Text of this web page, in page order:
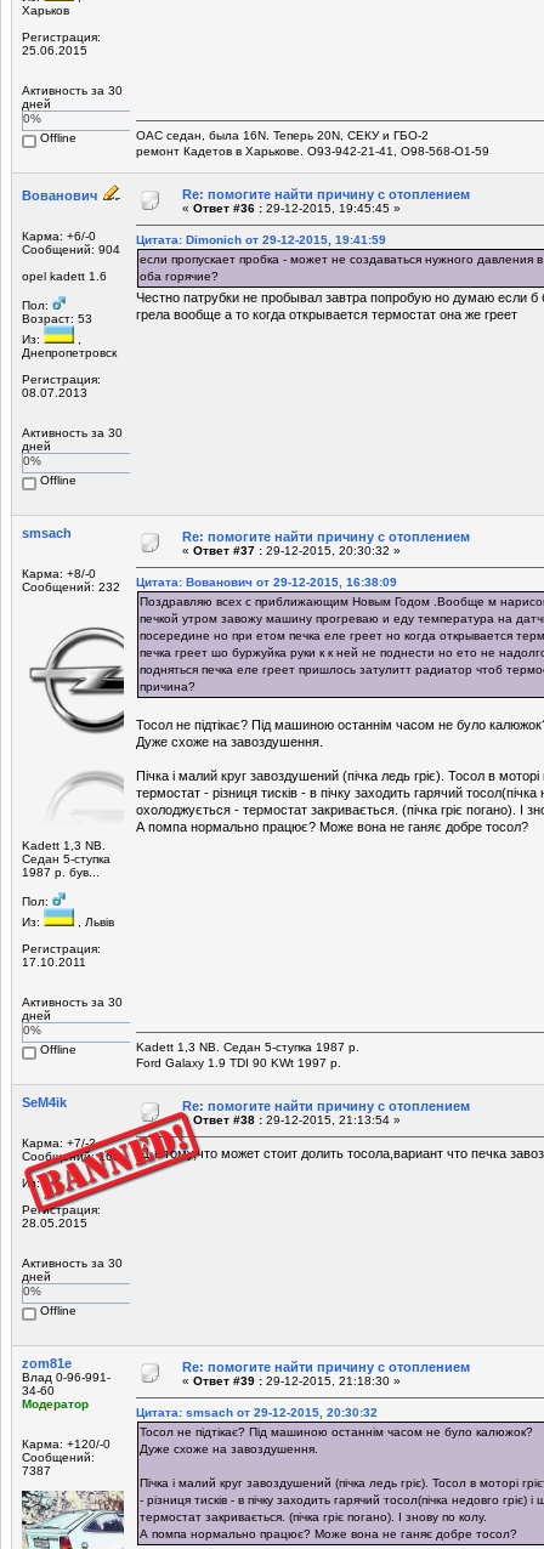
Харьков
Регистрация:
25.06.2015
Активность за 30
дней
0%
Offline
ОАС седан, была 16N. Теперь 20N, СЕКУ и ГБО-2
ремонт Кадетов в Харькове. О93-942-21-41, О98-568-О1-59
Вованович
Карма: +6/-0
Сообщений: 904
opel kadett 1.6
Пол:
Возраст: 53
Из:
Днепропетровск
Регистрация:
08.07.2013
Активность за 30
дней
0%
Offline
Re: помогите найти причину с отоплением
« Ответ #36 : 29-12-2015, 19:45:45 »
Цитата: Dimonich от 29-12-2015, 19:41:59
если пропускает пробка - может не создаваться нужного давления
оба горячие?
Честно патрубки не пробывал завтра попробую но думаю если
грела вообще а то когда открывается термостат она же греет
smsach
Карма: +8/-0
Сообщений: 232
Kadett 1,3 NB.
Седан 5-ступка
1987 р. був...
Пол:
Из:
, Львів
Регистрация:
17.10.2011
Активность за 30
дней
0%
Offline
Re: помогите найти причину с отоплением
« Ответ #37 : 29-12-2015, 20:30:32 »
Цитата: Вованович от 29-12-2015, 16:38:09
Поздравляю всех с приближающим Новым Годом .Вообще м
печкой утром завожу машину прогреваю и еду температура на
посередине но при етом печка еле греет но когда открывается
печка греет шо буржуйка руки к к ней не поднести но ето не
подняться печка еле греет пришлось затулитт радиатор чтоб
причина?
Тосол не підтікає? Під машиною останнім часом не було
Дуже схоже на завоздушення.
Пічка і малий круг завоздушений (пічка ледь гріє). Тосол в моторі
термостат - різниця тисків - в пічку заходить гарячий тосол(пічка
охолоджується - термостат закривається. (пічка гріє погано). І
А помпа нормально працює? Може вона не ганяє добре тосол?
Kadett 1,3 NB. Седан 5-ступка 1987 р.
Ford Galaxy 1.9 TDI 90 KWt 1997 р.
SeM4ik
Карма: +7/-2
Сообщений: 160
Из:
Регистрация:
28.05.2015
Активность за 30
дней
0%
Offline
Re: помогите найти причину с отоплением
«Ответ #38 : 29-12-2015, 21:13:54 »
+1 к тому,что может стоит долить тосола,вариант что печка
zom81e
Влад 0-96-991-
34-60
Модератор
Карма: +120/-0
Сообщений:
7387
Re: помогите найти причину с отоплением
« Ответ #39 : 29-12-2015, 21:18:30 »
Цитата: smsach от 29-12-2015, 20:30:32
Тосол не підтікає? Під машиною останнім часом не було калюжок?
Дуже схоже на завоздушення.
Пічка і малий круг завоздушений (пічка ледь гріє). Тосол в моторі
- різниця тисків - в пічку заходить гарячий тосол(пічка недовго гріє)
термостат закривається. (пічка гріє погано). І знову по колу.
А помпа нормально працює? Може вона не ганяє добре тосол?